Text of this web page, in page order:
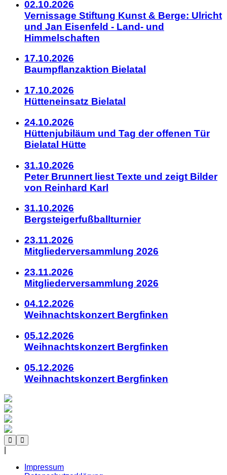
02.10.2026
Vernissage Stiftung Kunst & Berge: Ulricht
und Jan Eisenfeld - Land- und
Himmelschaften
17.10.2026
Baumpflanzaktion Bielatal
17.10.2026
Hütteneinsatz Bielatal
24.10.2026
Hüttenjubiläum und Tag der offenen Tür
Bielatal Hütte
31.10.2026
Peter Brunnert liest Texte und zeigt Bilder
von Reinhard Karl
31.10.2026
Bergsteigerfußballturnier
23.11.2026
Mitgliederversammlung 2026
23.11.2026
Mitgliederversammlung 2026
04.12.2026
Weihnachtskonzert Bergfinken
05.12.2026
Weihnachtskonzert Bergfinken
05.12.2026
Weihnachtskonzert Bergfinken
Impressum